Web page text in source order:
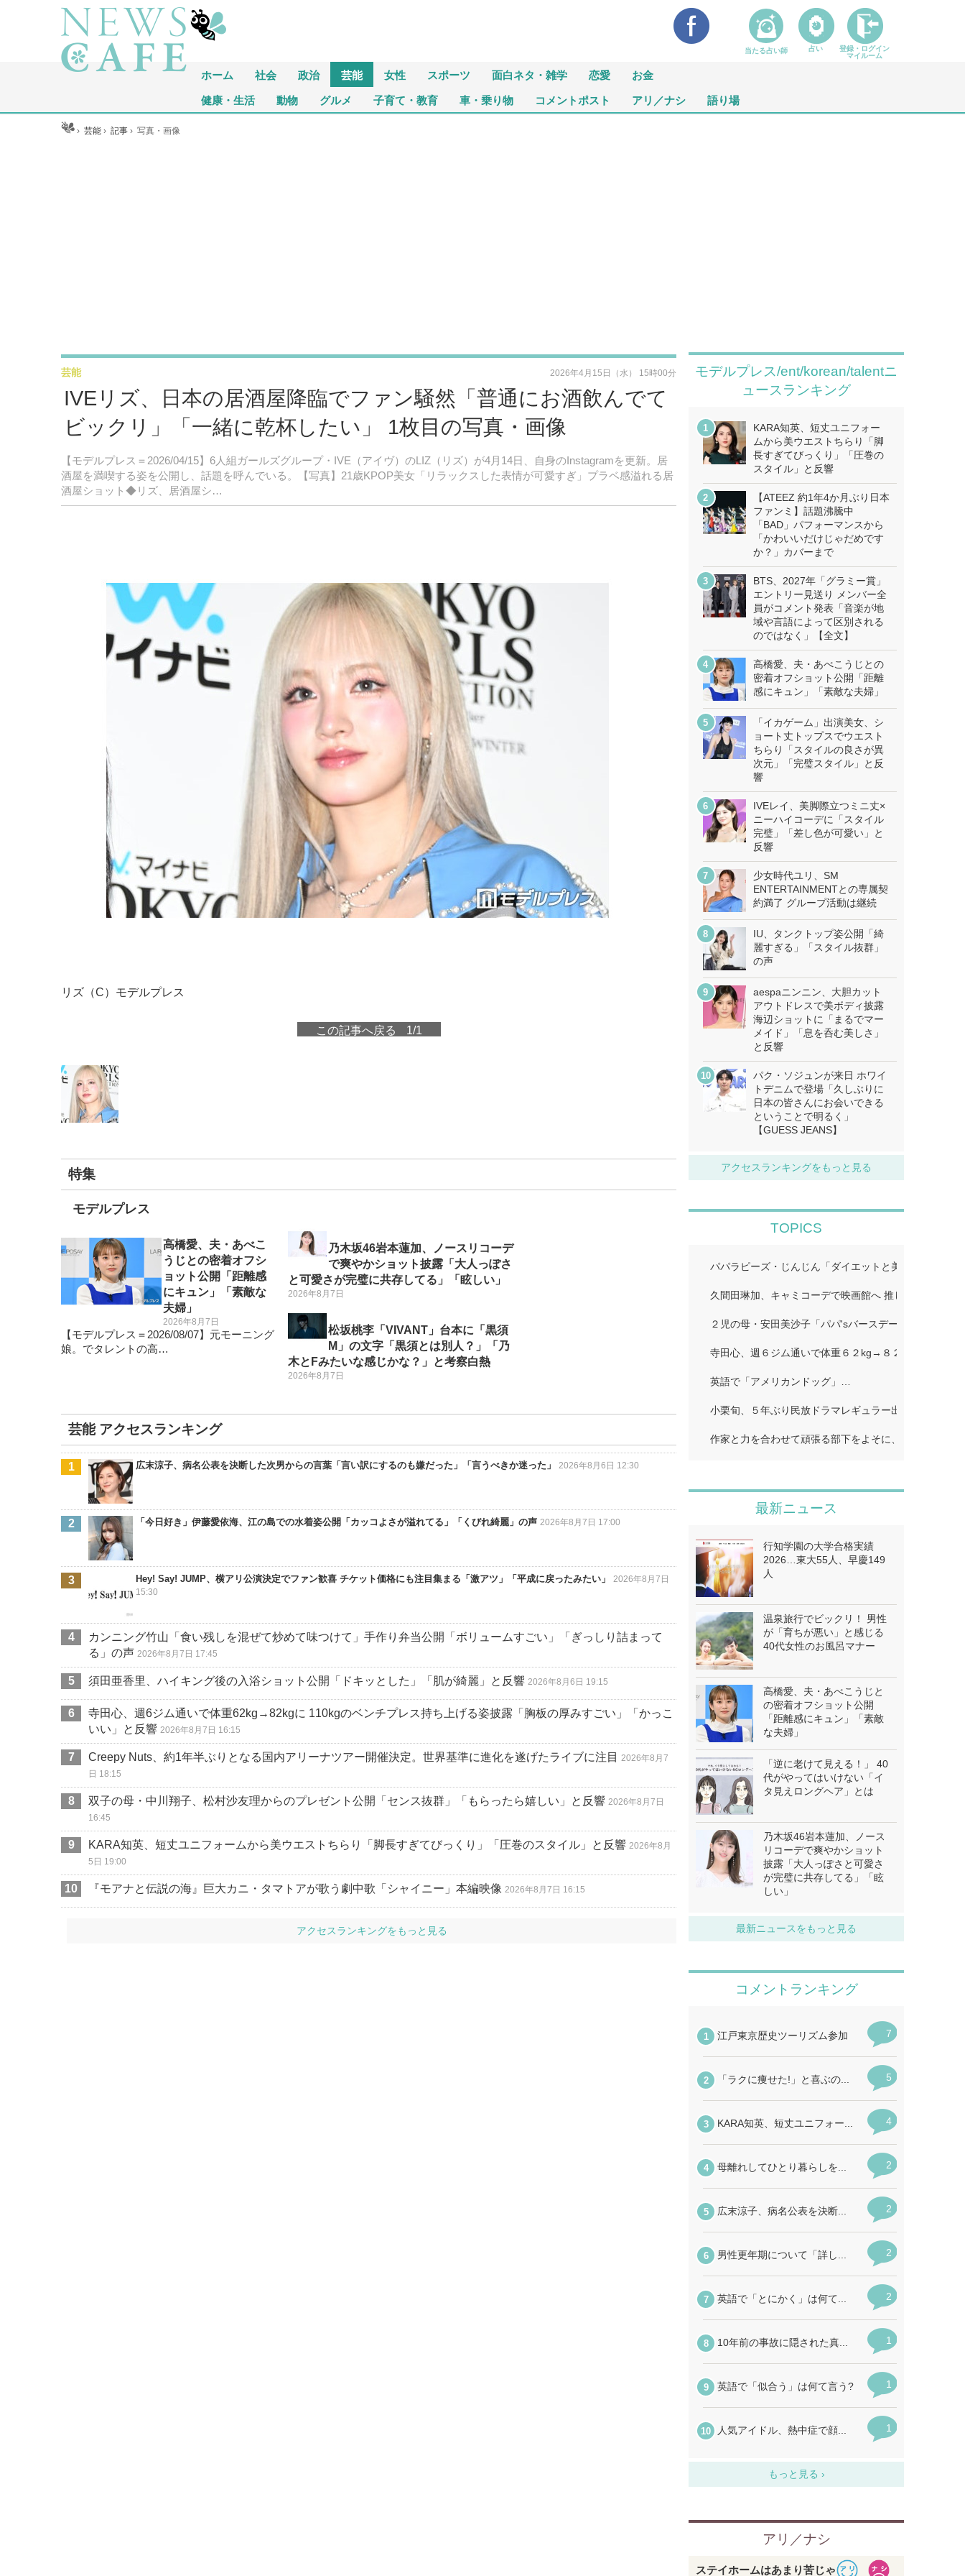
ホーム 社会 政治 芸能 女性 スポーツ 面白ネタ・雑学 恋愛 お金
健康・生活 動物 グルメ 子育て・教育 車・乗り物 コメントポスト アリ／ナシ 語り場
ホーム ›芸能 ›記事 ›写真・画像
IVEリズ、日本の居酒屋降臨でファン騒然「普通にお酒飲んでて
ビックリ」「一緒に乾杯したい」 1枚目の写真・画像
【モデルプレス＝2026/04/15】6人組ガールズグループ・IVE（アイヴ）のLIZ（リズ）が4月14日、自身のInstagramを更新。居
酒屋を満喫する姿を公開し、話題を呼んでいる。【写真】21歳KPOP美女「リラックスした表情が可愛すぎ」プラベ感溢れる居
酒屋ショット◆リズ、居酒屋シ…
芸能 2026年4月15日（水） 15時00分
リズ（C）モデルプレス
この記事へ戻る 1/1
特集
モデルプレス
高橋愛、夫・あべこ
うじとの密着オフシ
ョット公開「距離感
にキュン」「素敵な
夫婦」
2026年8月7日
【モデルプレス＝2026/08/07】元モーニング
娘。でタレントの高…
乃木坂46岩本蓮加、ノースリコーデ
で爽やかショット披露「大人っぽさ
と可愛さが完璧に共存してる」「眩しい」
2026年8月7日
松坂桃李「VIVANT」台本に「黒須
M」の文字「黒須とは別人？」「乃
木とFみたいな感じかな？」と考察白熱
2026年8月7日
芸能 アクセスランキング
広末涼子、病名公表を決断した次男からの言葉「言い訳にするのも嫌だった」「言うべきか迷った」 2026年8月6日 12:30
「今日好き」伊藤愛依海、江の島での水着姿公開「カッコよさが溢れてる」「くびれ綺麗」の声 2026年8月7日 17:00
Hey! Say! JUMP、横アリ公演決定でファン歓喜 チケット価格にも注目集まる「激アツ」「平成に戻ったみたい」
2026年8月7日
15:30
カンニング竹山「食い残しを混ぜて炒めて味つけて」手作り弁当公開「ボリュームすごい」「ぎっしり詰まって
る」の声 2026年8月7日 17:45
須田亜香里、ハイキング後の入浴ショット公開「ドキッとした」「肌が綺麗」と反響 2026年8月6日 19:15
寺田心、週6ジム通いで体重62kg→82kgに 110kgのベンチプレス持ち上げる姿披露「胸板の厚みすごい」「かっこ
いい」と反響 2026年8月7日 16:15
Creepy Nuts、約1年半ぶりとなる国内アリーナツアー開催決定。世界基準に進化を遂げたライブに注目
2026年8月7
日 18:15
双子の母・中川翔子、松村沙友理からのプレゼント公開「センス抜群」「もらったら嬉しい」と反響 2026年8月7日
16:45
KARA知英、短丈ユニフォームから美ウエストちらり「脚長すぎてびっくり」「圧巻のスタイル」と反響 2026年8月
5日 19:00
『モアナと伝説の海』巨大カニ・タマトアが歌う劇中歌「シャイニー」本編映像 2026年8月7日 16:15
アクセスランキングをもっと見る
モデルプレス/ent/korean/talentニ
ュースランキング
KARA知英、短丈ユニフォー
ムから美ウエストちらり「脚
長すぎてびっくり」「圧巻の
スタイル」と反響
【ATEEZ 約1年4か月ぶり日本
ファンミ】話題沸騰中
「BAD」パフォーマンスから
「かわいいだけじゃだめです
か？」カバーまで
BTS、2027年「グラミー賞」
エントリー見送り メンバー全
員がコメント発表「音楽が地
域や言語によって区別される
のではなく」【全文】
高橋愛、夫・あべこうじとの
密着オフショット公開「距離
感にキュン」「素敵な夫婦」
「イカゲーム」出演美女、シ
ョート丈トップスでウエスト
ちらり「スタイルの良さが異
次元」「完璧スタイル」と反
響
IVEレイ、美脚際立つミニ丈×
ニーハイコーデに「スタイル
完璧」「差し色が可愛い」と
反響
少女時代ユリ、SM
ENTERTAINMENTとの専属契
約満了 グループ活動は継続
IU、タンクトップ姿公開「綺
麗すぎる」「スタイル抜群」
の声
aespaニンニン、大胆カット
アウトドレスで美ボディ披露
海辺ショットに「まるでマー
メイド」「息を呑む美しさ」
と反響
パク・ソジュンが来日 ホワイ
トデニムで登場「久しぶりに
日本の皆さんにお会いできる
ということで明るく」
【GUESS JEANS】
アクセスランキングをもっと見る
TOPICS
パパラピーズ・じんじん「ダイエットと美肌に超良い
久間田琳加、キャミコーデで映画館へ 推し活ショット
２児の母・安田美沙子「パパ'sバースデー」…
寺田心、週６ジム通いで体重６２kg→８２kgに １１０
英語で「アメリカンドッグ」…
小栗旬、５年ぶり民放ドラマレギュラー出演…
作家と力を合わせて頑張る部下をよそに、上司は陰で
最新ニュース
行知学園の大学合格実績
2026…東大55人、早慶149
人
温泉旅行でビックリ！ 男性
が「育ちが悪い」と感じる
40代女性のお風呂マナー
高橋愛、夫・あべこうじと
の密着オフショット公開
「距離感にキュン」「素敵
な夫婦」
「逆に老けて見える！」 40
代がやってはいけない「イ
タ見えロングヘア」とは
乃木坂46岩本蓮加、ノース
リコーデで爽やかショット
披露「大人っぽさと可愛さ
が完璧に共存してる」「眩
しい」
最新ニュースをもっと見る
当たる占い師 占い
登録・ログイン
マイルーム